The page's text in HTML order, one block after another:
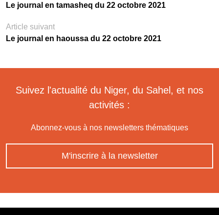
Le journal en tamasheq du 22 octobre 2021
Article suivant
Le journal en haoussa du 22 octobre 2021
Suivez l'actualité du Niger, du Sahel, et nos
activités :
Abonnez-vous à nos newsletters thématiques
M'inscrire à la newsletter